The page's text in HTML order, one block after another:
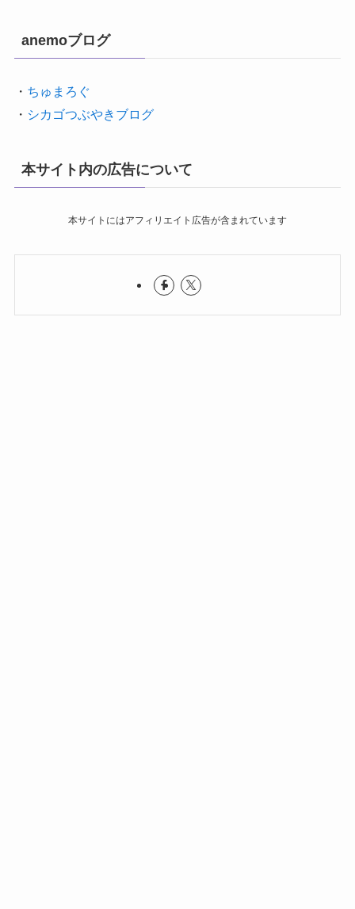
anemoブログ
・ ちゅまろぐ
・ シカゴつぶやきブログ
本サイト内の広告について
本サイトにはアフィリエイト広告が含まれています